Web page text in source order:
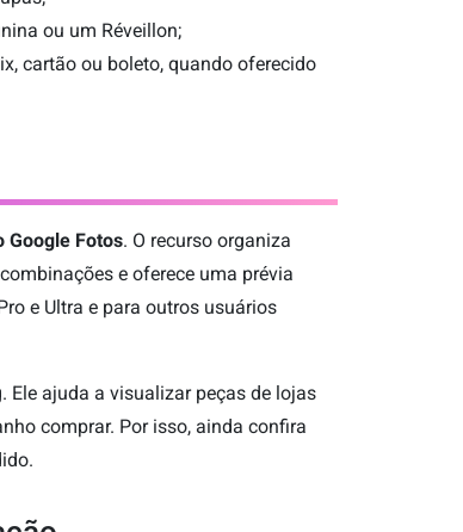
ou um Réveillon;
cartão ou boleto, quando oferecido
Google Fotos. O recurso organiza
e oferece uma prévia
e Ultra e para outros usuários
Ele ajuda a visualizar peças de lojas
comprar. Por isso, ainda confira